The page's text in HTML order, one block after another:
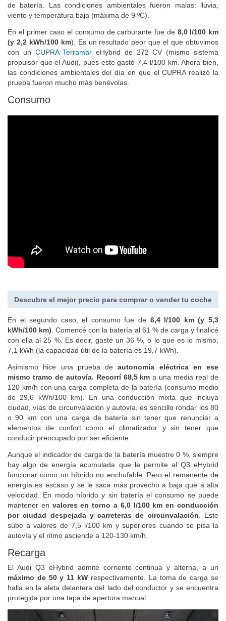
Consumo
de batería. Las condiciones ambientales fueron malas: lluvia,
viento y temperatura baja (máxima de 9 ºC).
En el primer caso el consumo de carburante fue de 8,0 l/100 km
(y 2,2 kWh/100 km). Es un resultado peor que el que obtuvimos
con un CUPRA Terramar eHybrid de 272 CV (mismo sistema
propulsor que el Audi), pues este gastó 7,4 l/100 km. Ahora bien,
las condiciones ambientales del día en que el CUPRA realizó la
prueba fueron mucho más benévolas.
Descubre el mejor precio para comprar o vender tu coche
En el segundo caso, el consumo fue de 6,4 l/100 km (y 5,3
kWh/100 km). Comencé con la batería al 61 % de carga y finalicé
con ella al 25 %. Es decir, gasté un 36 %, o lo que es lo mismo,
7,1 kWh (la capacidad útil de la batería es 19,7 kWh).
Asimismo hice una prueba deautonomía eléctrica en ese
mismo tramo de autovía. Recorrí 68,5 km a una media real de
120 km/h con una carga completa de la batería (consumo medio
de 29,6 kWh/100 km). En una conducción mixta que incluya
ciudad, vías de circunvalación y autovía, es sencillo rondar los 80
o 90 km con una carga de batería sin tener que renunciar a
elementos de confort como el climatizador y sin tener que
conducir preocupado por ser eficiente.
Aunque el indicador de carga de la batería muestre 0 %, siempre
hay algo de energía acumulada que le permite al Q3 eHybrid
funcionar como un híbrido no enchufable. Pero el remanente de
energía es escaso y se le saca más provecho a baja que a alta
velocidad. En modo híbrido y sin batería el consumo se puede
mantener en valores en torno a 6,0 l/100 km en conducción
por ciudad despejada y carreteras de circunvalación. Este
sube a valores de 7,5 l/100 km y superiores cuando se pisa la
autovía y el ritmo asciende a 120-130 km/h.
Recarga
El Audi Q3 eHybrid admite corriente continua y alterna, a un
máximo de 50 y 11 kW respectivamente. La toma de carga se
halla en la aleta delantera del lado del conductor y se encuentra
protegida por una tapa de apertura manual.